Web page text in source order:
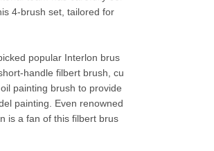
4-brush set, tailored for
popular Interlon brus
handle filbert brush, cu
painting brush to provide
painting. Even renowned
is a fan of this filbert brus